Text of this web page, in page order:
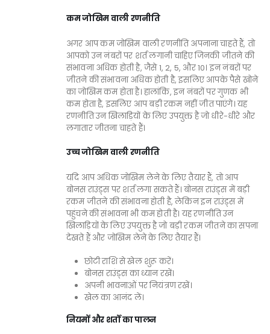
कम जोखिम वाली रणनीति
अगर आप कम जोखिम वाली रणनीति अपनाना चाहते हैं, तो
आपको उन नंबरों पर शर्त लगानी चाहिए जिनकी जीतने की
संभावना अधिक होती है, जैसे 1, 2, 5, और 10। इन नंबरों पर
जीतने की संभावना अधिक होती है, इसलिए आपके पैसे खोने
का जोखिम कम होता है। हालांकि, इन नंबरों पर गुणक भी
कम होता है, इसलिए आप बड़ी रकम नहीं जीत पाएंगे। यह
रणनीति उन खिलाड़ियों के लिए उपयुक्त है जो धीरे-धीरे और
लगातार जीतना चाहते हैं।
उच्च जोखिम वाली रणनीति
यदि आप अधिक जोखिम लेने के लिए तैयार हैं, तो आप
बोनस राउंड्स पर शर्त लगा सकते हैं। बोनस राउंड्स में बड़ी
रकम जीतने की संभावना होती है, लेकिन इन राउंड्स में
पहुंचने की संभावना भी कम होती है। यह रणनीति उन
खिलाड़ियों के लिए उपयुक्त है जो बड़ी रकम जीतने का सपना
देखते हैं और जोखिम लेने के लिए तैयार हैं।
छोटी राशि से खेल शुरू करें।
बोनस राउंड्स का ध्यान रखें।
अपनी भावनाओं पर नियंत्रण रखें।
खेल का आनंद लें।
नियमों और शर्तों का पालन